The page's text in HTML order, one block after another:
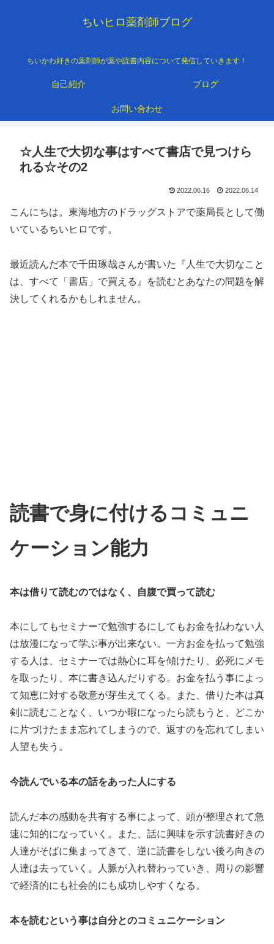
ちいヒロ薬剤師ブログ
ちいかわ好きの薬剤師が薬や読書内容について発信していきます！
自己紹介 ブログ
お問い合わせ
☆人生で大切な事はすべて書店で見つけら
れる☆その2
2022.06.16 2022.06.14
こんにちは。東海地方のドラッグストアで薬局長として働
いているちいヒロです。
最近読んだ本で千田琢哉さんが書いた『人生で大切なこと
は、すべて「書店」で買える』を読むとあなたの問題を解
決してくれるかもしれません。
読書で身に付けるコミュニ
ケーション能力
本は借りて読むのではなく、自腹で買って読む
本にしてもセミナーで勉強するにしてもお金を払わない人
は放漫になって学ぶ事が出来ない。一方お金を払って勉強
する人は、セミナーでは熱心に耳を傾けたり、必死にメモ
を取ったり、本に書き込んだりする。お金を払う事によっ
て知恵に対する敬意が芽生えてくる。また、借りた本は真
剣に読むことなく、いつか暇になったら読もうと、どこか
に片づけたまま忘れてしまうので、返すのを忘れてしまい
人望も失う。
今読んでいる本の話をあった人にする
読んだ本の感動を共有する事によって、頭が整理されて急
速に知的になっていく。また、話に興味を示す読書好きの
人達がそばに集まってきて、逆に読書をしない後ろ向きの
人達は去っていく。人脈が入れ替わっていき、周りの影響
で経済的にも社会的にも成功しやすくなる。
本を読むという事は自分とのコミュニケーション